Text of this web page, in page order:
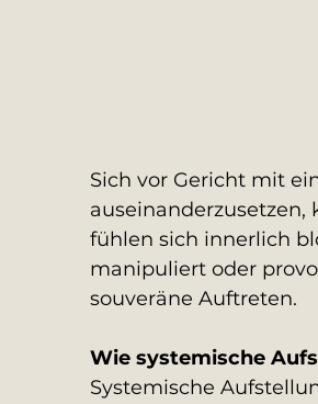
Sich vor Gericht mit
fühlen sich innerlich
manipuliert oder
souveräne Auftreten.
Wie systemische
Systemische